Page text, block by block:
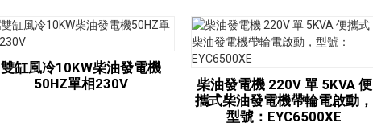
雙缸風冷10KW柴油發電機
50HZ單相230V
柴油發電機 220V 單 5KVA 便
攜式柴油發電機帶輪電啟動，
型號：EYC6500XE